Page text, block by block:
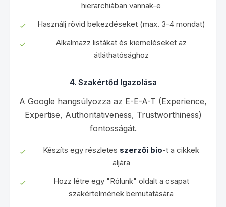
hierarchiában vannak-e
Használj rövid bekezdéseket (max. 3-4 mondat)
Alkalmazz listákat és kiemeléseket az
átláthatósághoz
4. Szakértőd Igazolása
A Google hangsúlyozza az E-E-A-T (Experience,
Expertise, Authoritativeness, Trustworthiness)
fontosságát.
Készíts egy részletes szerzői bio-t a cikkek
aljára
Hozz létre egy "Rólunk" oldalt a csapat
szakértelmének bemutatására